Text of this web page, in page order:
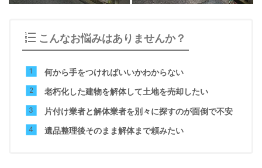
こんなお悩みはありませんか？
何から手をつければいいかわからない
老朽化した建物を解体して土地を売却したい
片付け業者と解体業者を別々に探すのが面倒で不安
遺品整理後そのまま解体まで頼みたい